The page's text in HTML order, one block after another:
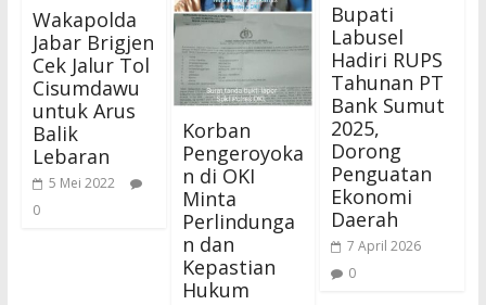
Wakapolda
Jabar Brigjen
Cek Jalur Tol
Cisumdawu
untuk Arus
Balik
Lebaran
5 Mei 2022
0
Korban
Pengeroyoka
n di OKI
Minta
Perlindunga
n dan
Kepastian
Hukum
Bupati
Labusel
Hadiri RUPS
Tahunan PT
Bank Sumut
2025,
Dorong
Penguatan
Ekonomi
Daerah
7 April 2026
0